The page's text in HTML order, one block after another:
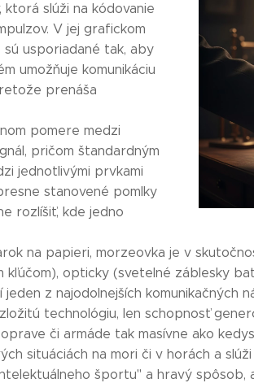
slúži na kódovanie
V jej grafickom
usporiadané tak, aby
umožňuje komunikáciu
prenáša
pomere medzi
pričom štandardným
jednotlivými prvkami
stanovené pomlky
rozlíšiť, kde jedno
na papieri, morzeovka je v
opticky (svetelné záblesky
z najodolnejších komunikačných
technológiu, len schopnosť
či armáde tak masívne ako
situáciách na mori či v horách a
športu" a hravý spôsob,